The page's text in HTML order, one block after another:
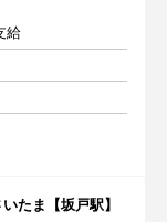
給
たま【坂戸駅】